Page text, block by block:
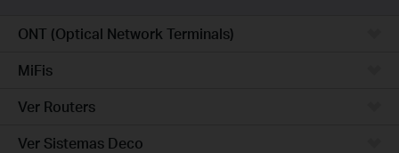
ONT (Optical Network Terminals)
MiFis
Ver Routers
Ver Sistemas Deco